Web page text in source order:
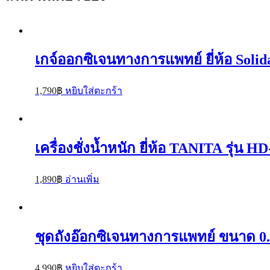
เกจ์ออกซิเจนทางการแพทย์ ยี่ห้อ
1,790฿ หยิบใส่ตะกร้า
เครื่องชั่งน้ำหนัก ยี่ห้อ TANITA รุ่น
1,890฿ อ่านเพิ่ม
ชุดถังอ๊อกซิเจนทางการแพทย์ ขนาด
4,990฿ หยิบใส่ตะกร้า